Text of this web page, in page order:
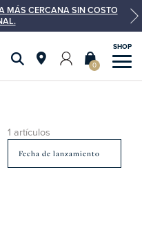
MÁS CERCANA SIN COSTO
0
1 artículos